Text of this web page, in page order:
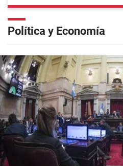
Política y Economía